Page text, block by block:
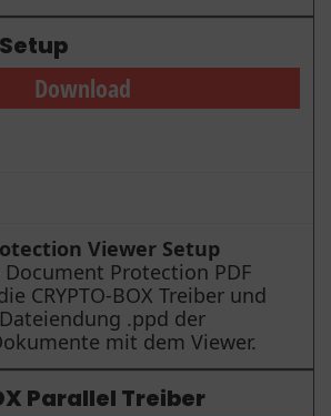
Download
Viewer Setup
Protection PDF
CRYPTO-BOX Treiber und
.ppd der
mit dem Viewer.
Parallel Treiber